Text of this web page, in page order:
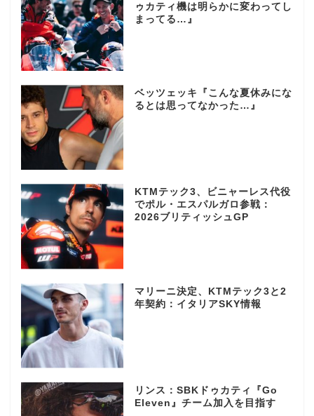
ゥカティ機は明らかに変わってし
まってる…』
ベッツェッキ『こんな夏休みにな
るとは思ってなかった…』
KTMテック3、ビニャーレス代役
でポル・エスパルガロ参戦：
2026ブリティッシュGP
マリーニ決定、KTMテック3と2
年契約：イタリアSKY情報
リンス：SBKドゥカティ『Go
Eleven』チーム加入を目指す